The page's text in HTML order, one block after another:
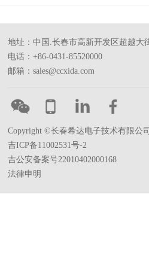
地址：中国.长春市高新开发区超越大
电话：+86-0431-85520000
邮箱：sales@ccxida.com
Copyright ©长春希达电子技术有限公司
吉ICP备11002531号-2
吉公安备案号22010402000168
法律申明